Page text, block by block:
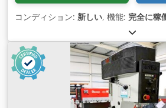
コンディション: 新しい, 機能: 完全に稼